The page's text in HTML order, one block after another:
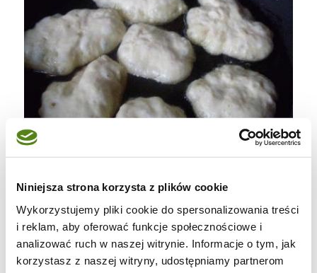
Niniejsza strona korzysta z plików cookie
Wykorzystujemy pliki cookie do spersonalizowania treści
i reklam, aby oferować funkcje społecznościowe i
analizować ruch w naszej witrynie. Informacje o tym, jak
korzystasz z naszej witryny, udostępniamy partnerom